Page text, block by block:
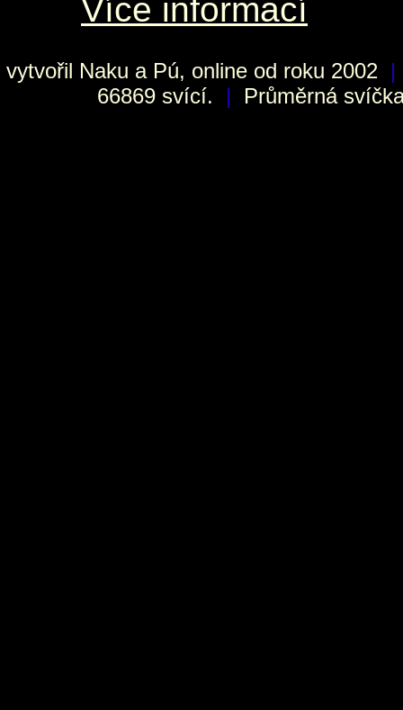
Více informací
vytvořil Naku a Pú, online od roku 2002 |
66869 svící.
| Průměrná